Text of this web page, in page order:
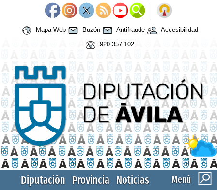
Mapa Web Buzón Antifraude
Accesibilidad
920 357 102
Menú
Diputación Provincia Noticias